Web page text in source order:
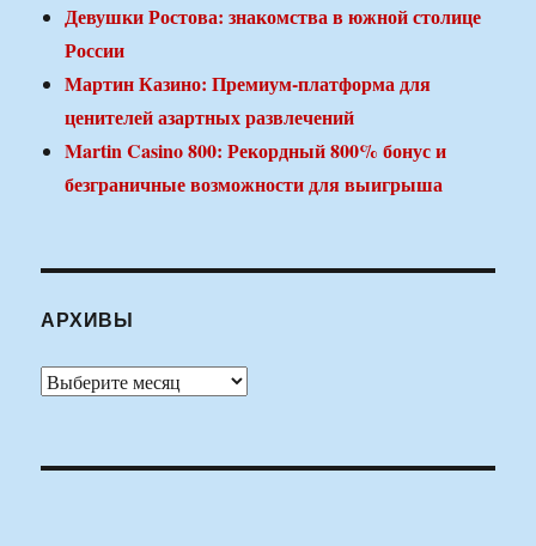
Девушки Ростова: знакомства в южной столице
России
Мартин Казино: Премиум-платформа для
ценителей азартных развлечений
Martin Casino 800: Рекордный 800% бонус и
безграничные возможности для выигрыша
АРХИВЫ
Архивы